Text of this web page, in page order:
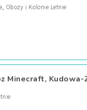
, Obozy i Kolonie Letnie
Minecraft,